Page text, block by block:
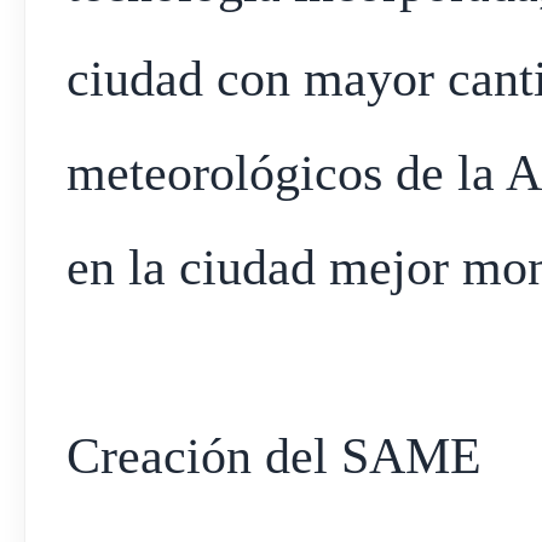
ciudad con mayor
meteorológicos de la
en la ciudad mejor
Creación del SAME